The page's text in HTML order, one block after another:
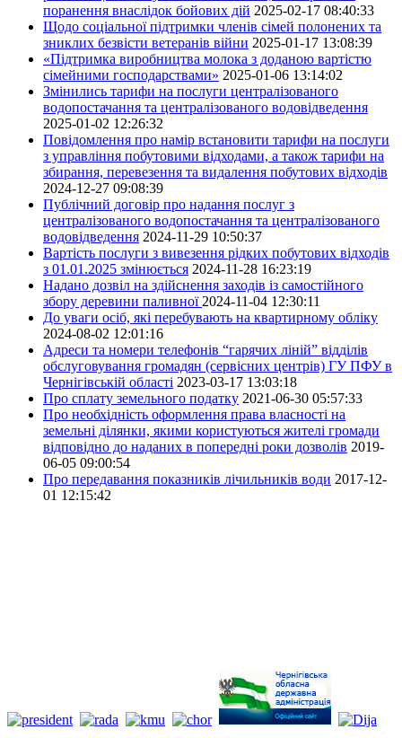
поранення внаслідок бойових дій 2025-02-17 08:40:33
Щодо соціальної підтримки членів сімей полонених та
зниклих безвісти ветеранів війни 2025-01-17 13:08:39
«Підтримка виробництва молока з доданою вартістю
сімейними господарствами» 2025-01-06 13:14:02
Змінились тарифи на послуги централізованого
водопостачання та централізованого водовідведення
2025-01-02 12:26:32
Повідомлення про намір встановити тарифи на послуги
з управління побутовими відходами, а також тарифи на
збирання, перевезення та видалення побутових відходів
2024-12-27 09:08:39
Публічний договір про надання послуг з
централізованого водопостачання та централізованого
водовідведення 2024-11-29 10:50:37
Вартість послуги з вивезення рідких побутових відходів
з 01.01.2025 змінюється 2024-11-28 16:23:19
Надано дозвіл на здійснення заходів із самостійного
збору деревини паливної 2024-11-04 12:30:11
До уваги осіб, які перебувають на квартирному обліку
2024-08-02 12:01:16
Адреси та номери телефонів “гарячих ліній” відділів
обслуговування громадян (сервісних центрів) ГУ ПФУ в
Чернігівській області 2023-03-17 13:03:18
Про сплату земельного податку 2021-06-30 05:57:33
Про необхідність оформлення права власності на
земельні ділянки, якими користуються жителі громади
відповідно до наданих в попередні роки дозволів 2019-
06-05 09:00:54
Про передавання показників лічильників води 2017-12-
01 12:15:42